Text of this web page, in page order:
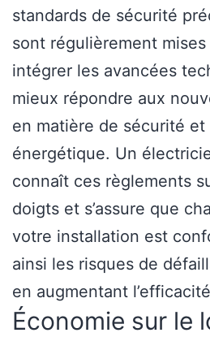
standards de sécurité
sont régulièrement
intégrer les avancées
mieux répondre aux
en matière de sécurité et
énergétique. Un
connaît ces règlements
doigts et s’assure que
votre installation est
ainsi les risques de
en augmentant
Économie sur le